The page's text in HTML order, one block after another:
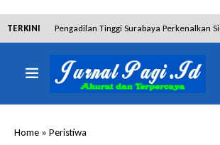
TERKINI Pengadilan Tinggi Surabaya Perkenalkan
Elektronik dan Sosialisasikan Ketentuan
Dibantah Terdakwa Ranto Hensa, Salim
Home » Peristiwa